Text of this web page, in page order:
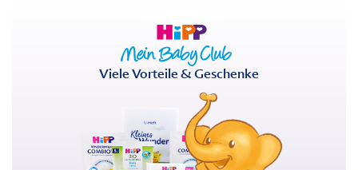
Viele Vorteile & Geschenke